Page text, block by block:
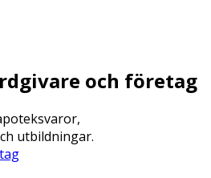
och företag
utbildningar.